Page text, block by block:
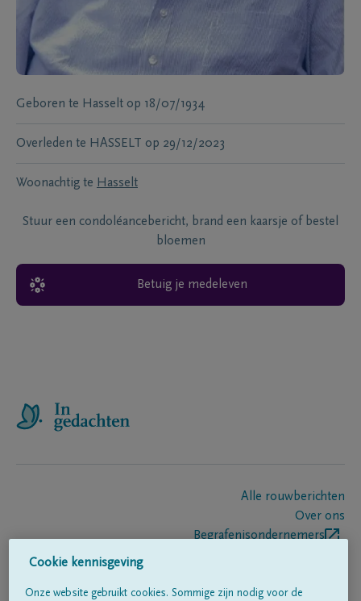
Geboren te Hasselt op 18/07/1934
Overleden te HASSELT op 29/12/2023
Woonachtig te Hasselt
Stuur een condoléancebericht, brand een kaarsje of bestel
bloemen
Betuig je medeleven
Alle rouwberichten
Over ons
Begrafenisondernemers
Cookie kennisgeving
Onze website gebruikt cookies. Sommige zijn nodig voor de